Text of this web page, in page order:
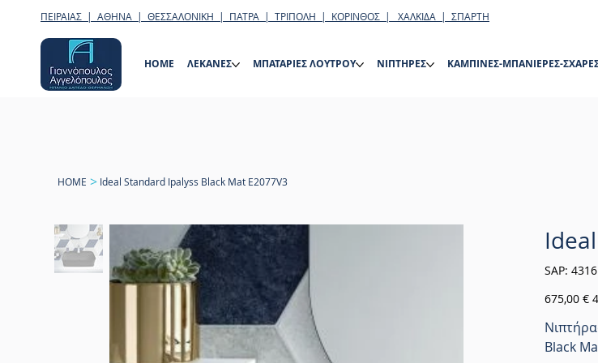
ΠΕΙΡΑΙΑΣ | ΑΘΗΝΑ | ΘΕΣΣΑΛΟΝΙΚΗ | ΠΑΤΡΑ | ΤΡΙΠΟΛΗ | ΚΟΡΙΝΘΟΣ | ΧΑΛΚΙΔΑ | ΣΠΑΡΤΗ
HOME ΛΕΚΑΝΕΣ ΜΠΑΤΑΡΙΕΣ ΛΟΥΤΡΟΥ ΝΙΠΤΗΡΕΣ ΚΑΜΠΙΝΕΣ-ΜΠΑΝΙΕΡΕΣ-
HOME > Ideal Standard Ipalyss Black Mat E2077V3
SAP:
SKU
43161
Αρχική
τιμή
675,00 €
Black